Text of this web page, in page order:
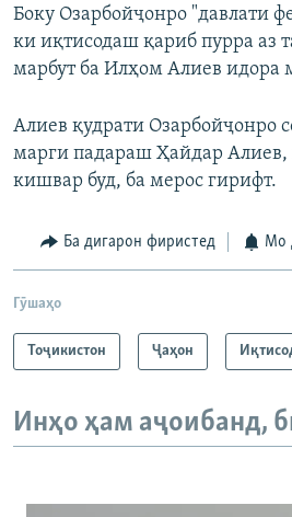
Боку Озарбойҷонро "давлати
ки иқтисодаш қариб пурра аз
марбут ба Илҳом Алиев идора
Алиев қудрати Озарбойҷонро
марги падараш Ҳайдар Алиев,
кишвар буд, ба мерос гирифт.
Ба дигарон фиристед Мо
Гӯшаҳо
Тоҷикистон Ҷаҳон
Инҳо ҳам аҷоибанд,